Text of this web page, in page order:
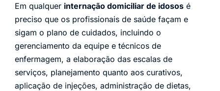
Em qualquer internação domiciliar de idosos é
preciso que os profissionais de saúde façam e
sigam o plano de cuidados, incluindo o
gerenciamento da equipe e técnicos de
enfermagem, a elaboração das escalas de
serviços, planejamento quanto aos curativos,
aplicação de injeções, administração de dietas,